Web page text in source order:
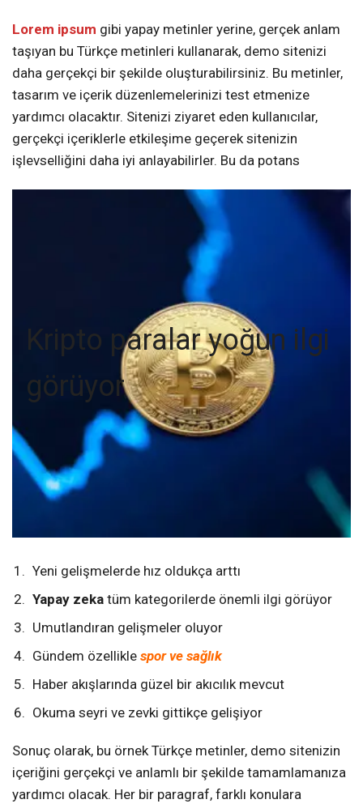
Lorem ipsum gibi yapay metinler yerine, gerçek anlam
taşıyan bu Türkçe metinleri kullanarak, demo sitenizi
daha gerçekçi bir şekilde oluşturabilirsiniz. Bu metinler,
tasarım ve içerik düzenlemelerinizi test etmenize
yardımcı olacaktır. Sitenizi ziyaret eden kullanıcılar,
gerçekçi içeriklerle etkileşime geçerek sitenizin
işlevselliğini daha iyi anlayabilirler. Bu da potans
Kripto paralar yoğun ilgi
görüyor
Yeni gelişmelerde hız oldukça arttı
Yapay zeka tüm kategorilerde önemli ilgi görüyor
Umutlandıran gelişmeler oluyor
Gündem özellikle spor ve sağlık
Haber akışlarında güzel bir akıcılık mevcut
Okuma seyri ve zevki gittikçe gelişiyor
Sonuç olarak, bu örnek Türkçe metinler, demo sitenizin
içeriğini gerçekçi ve anlamlı bir şekilde tamamlamanıza
yardımcı olacak. Her bir paragraf, farklı konulara